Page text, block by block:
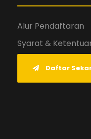
Alur Pendaftaran
Syarat &
Daftar